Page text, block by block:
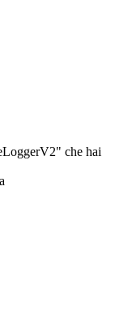
che hai